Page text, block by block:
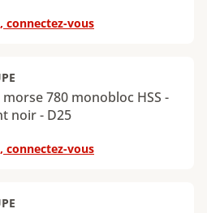
connectez-vous
780 monobloc HSS -
noir - D25
connectez-vous